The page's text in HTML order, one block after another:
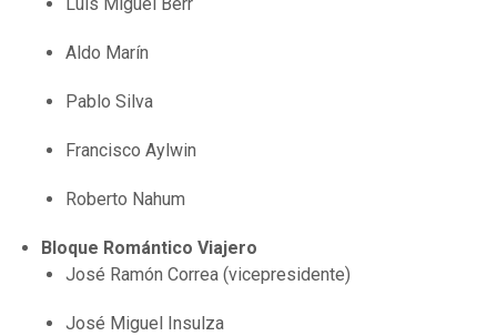
Aldo Marín
Pablo Silva
Francisco Aylwin
Roberto Nahum
Bloque Romántico Viajero
José Ramón Correa (vicepresidente)
José Miguel Insulza